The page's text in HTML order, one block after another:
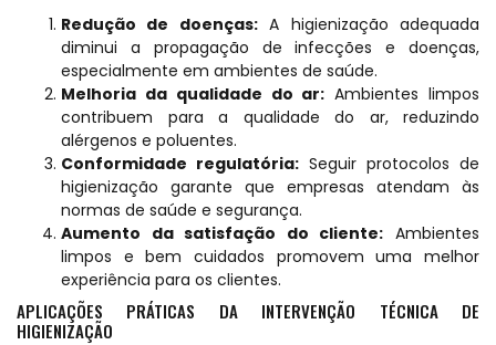
Redução de doenças:A higienização adequada
diminui a propagação de infecções e doenças,
especialmente em ambientes de saúde.
Melhoria da qualidade do ar: Ambientes limpos
contribuem para a qualidade do ar, reduzindo
alérgenos e poluentes.
Conformidade regulatória: Seguir protocolos de
higienização garante que empresas atendam às
normas de saúde e segurança.
Aumento da satisfação do cliente: Ambientes
limpos e bem cuidados promovem uma melhor
experiência para os clientes.
APLICAÇÕES PRÁTICAS DA INTERVENÇÃO TÉCNICA DE
HIGIENIZAÇÃO